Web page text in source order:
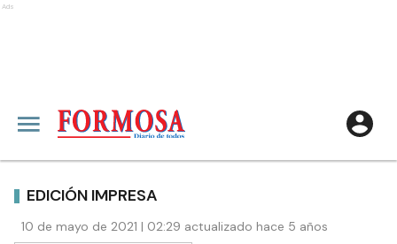
Ads
EDICIÓN IMPRESA
10 de mayo de 2021 | 02:29 actualizado hace 5 años